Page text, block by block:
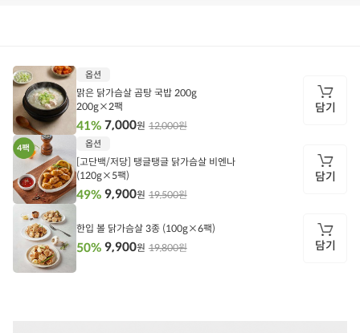
상
품
정
보
담
옵션
맑은 닭가슴살 곰탕 국밥 200g
200g×2팩
12,000원
41% 7,000원
담기
담
옵션
[고단백/저당] 탱글탱글 닭가슴살 비엔나
(120g×5팩)
19,500원
49% 9,900원
담기
담
한입 볼 닭가슴살 3종 (100g×6팩)
19,800원
50% 9,900원 담기